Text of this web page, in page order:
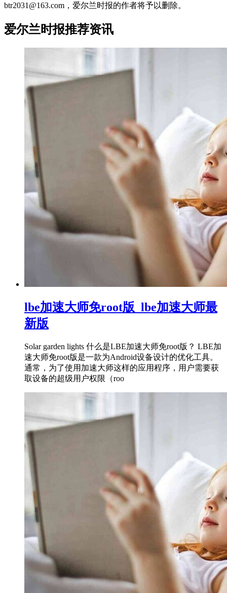
btr2031@163.com，爱尔兰时报的作者将予以删除。
爱尔兰时报推荐资讯
lbe加速大师免root版_lbe加速大师最
新版
Solar garden lights 什么是LBE加速大师免root版？ LBE加
速大师免root版是一款为Android设备设计的优化工具。
通常，为了使用加速大师这样的应用程序，用户需要获
取设备的超级用户权限（roo